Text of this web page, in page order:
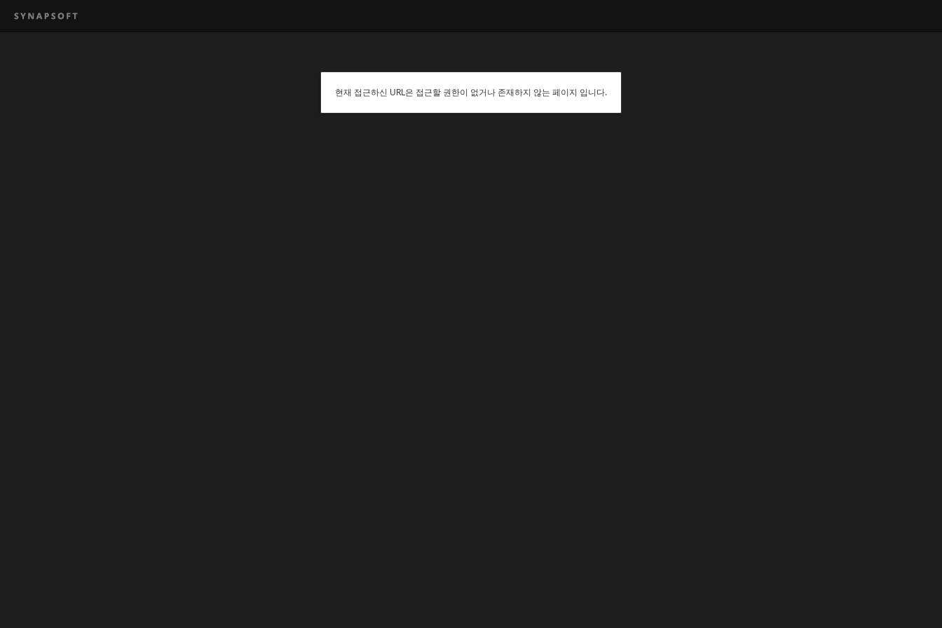
현재 접근하신 URL은 접근할 권한이 없거나 존재하지 않는 페이지 입니다.